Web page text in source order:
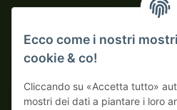
Su fattura
Ecco come i nostri
cookie & co!
Cliccando su «Accetta tutto»
mostri dei dati a piantare i loro